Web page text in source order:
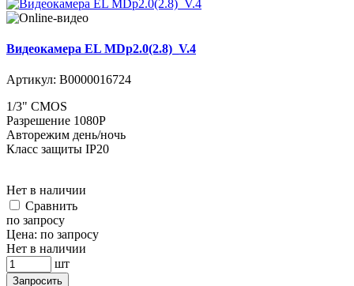
Видеокамера EL MDp2.0(2.8)_V.4
Артикул: В0000016724
1/3" CMOS
Разрешение 1080P
Авторежим день/ночь
Класс защиты IP20
Нет в наличии
Cравнить
по запросу
Цена: по запросу
Нет в наличии
шт
Запросить